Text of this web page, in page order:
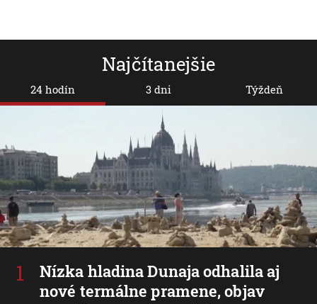
Najčítanejšie
24 hodín
Nízka hladina Dunaja odhalila aj
nové termálne pramene, objav
3 dni Týždeň